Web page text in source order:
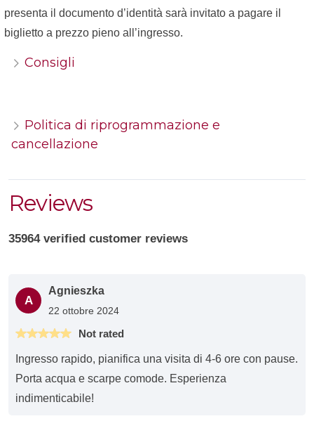
presenta il documento d’identità sarà invitato a pagare il
biglietto a prezzo pieno all’ingresso.
Consigli
Politica di riprogrammazione e
cancellazione
Reviews
35964 verified customer reviews
A
Agnieszka
22 ottobre 2024
Not rated
Ingresso rapido, pianifica una visita di 4-6 ore con pause.
Porta acqua e scarpe comode. Esperienza
indimenticabile!